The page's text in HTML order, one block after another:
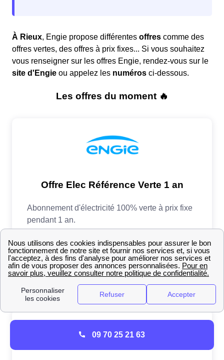
À Rieux, Engie propose différentes offres comme des
offres vertes, des offres à prix fixes... Si vous souhaitez
vous renseigner sur les offres Engie, rendez-vous sur le
site d'Engie ou appelez les numéros ci-dessous.
09 70 25 21 63